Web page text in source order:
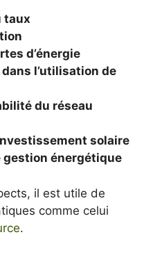
taux
d’énergie
l’utilisation de
du réseau
solaire
gestion énergétique
il est utile de
comme celui
.